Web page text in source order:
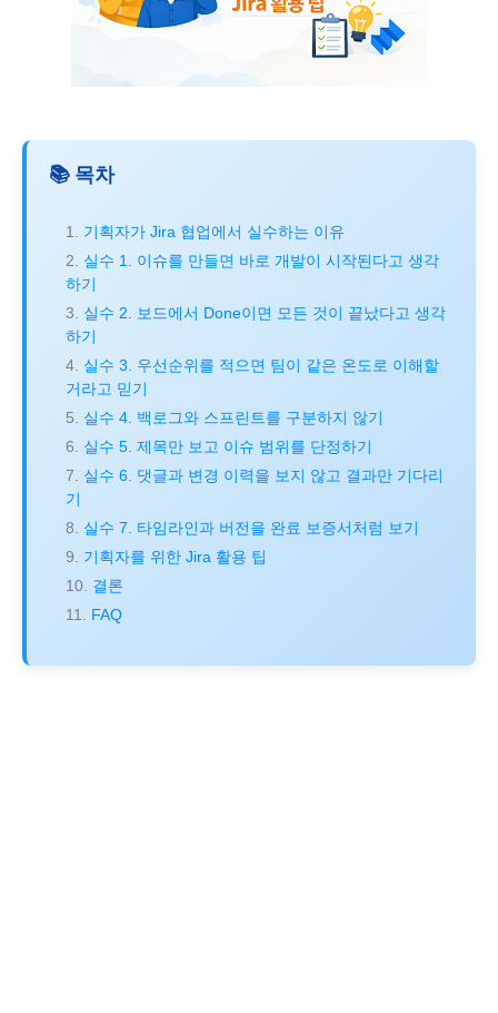
📚 목차
기획자가 Jira 협업에서 실수하는 이유
실수 1. 이슈를 만들면 바로 개발이 시작된다고 생각
하기
실수 2. 보드에서 Done이면 모든 것이 끝났다고 생각
하기
실수 3. 우선순위를 적으면 팀이 같은 온도로 이해할
거라고 믿기
실수 4. 백로그와 스프린트를 구분하지 않기
실수 5. 제목만 보고 이슈 범위를 단정하기
실수 6. 댓글과 변경 이력을 보지 않고 결과만 기다리
기
실수 7. 타임라인과 버전을 완료 보증서처럼 보기
기획자를 위한 Jira 활용 팁
결론
FAQ